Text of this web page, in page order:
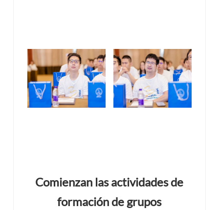
Comienzan las actividades de
formación de grupos